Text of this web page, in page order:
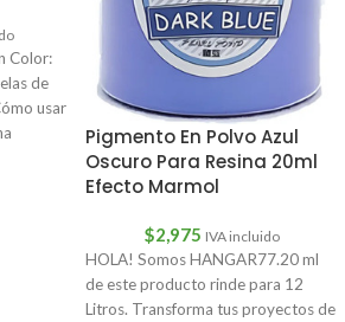
Color:
de
usar
Pigmento En Polvo Azul
Oscuro Para Resina 20ml
Efecto Marmol
$2,975 IVA incluido
HOLA! Somos HANGAR77.20 ml
de este producto rinde para 12
Litros. Transforma tus proyectos de